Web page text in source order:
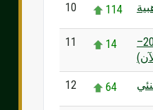
10 114
11 14
الحرب الفلسطينية الإسرائيلية (2023–
12 64